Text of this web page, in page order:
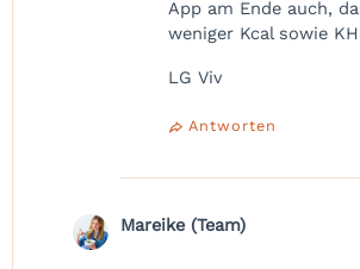
App am Ende auch,
weniger Kcal sowie
LG Viv
Antworten
Mareike (Team)